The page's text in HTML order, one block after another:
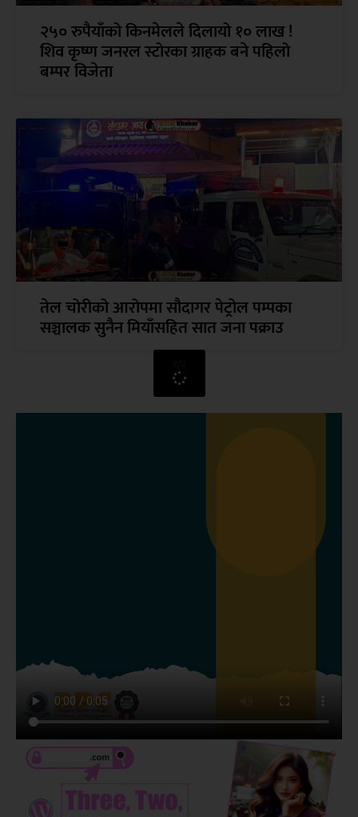
२५० रुपैयाँको किनमेलले दिलायो १० लाख !
शिव कृष्ण जनरल स्टोरका ग्राहक बने पहिलो
बम्पर विजेता
तेल चोरीको आरोपमा सौदागर पेट्रोल पम्पका
सञ्चालक सुनैन मियाँसहित सात जना पक्राउ